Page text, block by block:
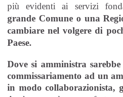
più evidenti ai servizi
grande Comune o una
cambiare nel volgere di
Paese.
Dove si amministra
commissariamento ad un
in modo collaborazionista,